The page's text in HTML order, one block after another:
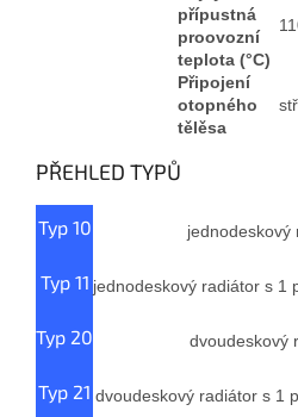
přípustná
proovozní
teplota (°C)
Připojení
otopného
tělěsa
PŘEHLED TYPŮ
Typ 10 jednodeskový
Typ 11 jednodeskový radiátor s 1
Typ 20 dvoudeskový
Typ 21 dvoudeskový radiátor s 1